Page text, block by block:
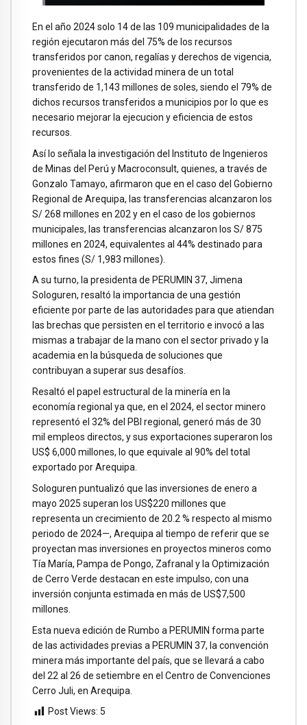
En el año 2024 solo 14 de las 109 municipalidades de la
región ejecutaron más del 75% de los recursos
transferidos por canon, regalías y derechos de vigencia,
provenientes de la actividad minera de un total
transferido de 1,143 millones de soles, siendo el 79% de
dichos recursos transferidos a municipios por lo que es
necesario mejorar la ejecucion y eficiencia de estos
recursos.
Así lo señala la investigación del Instituto de Ingenieros
de Minas del Perú y Macroconsult, quienes, a través de
Gonzalo Tamayo, afirmaron que en el caso del Gobierno
Regional de Arequipa, las transferencias alcanzaron los
S/ 268 millones en 202 y en el caso de los gobiernos
municipales, las transferencias alcanzaron los S/ 875
millones en 2024, equivalentes al 44% destinado para
estos fines (S/ 1,983 millones).
A su turno, la presidenta de PERUMIN 37, Jimena
Sologuren, resaltó la importancia de una gestión
eficiente por parte de las autoridades para que atiendan
las brechas que persisten en el territorio e invocó a las
mismas a trabajar de la mano con el sector privado y la
academia en la búsqueda de soluciones que
contribuyan a superar sus desafíos.
Resaltó el papel estructural de la minería en la
economía regional ya que, en el 2024, el sector minero
representó el 32% del PBI regional, generó más de 30
mil empleos directos, y sus exportaciones superaron los
US$ 6,000 millones, lo que equivale al 90% del total
exportado por Arequipa.
Sologuren puntualizó que las inversiones de enero a
mayo 2025 superan los US$220 millones que
representa un crecimiento de 20.2 % respecto al mismo
periodo de 2024—, Arequipa al tiempo de referir que se
proyectan mas inversiones en proyectos mineros como
Tía María, Pampa de Pongo, Zafranal y la Optimización
de Cerro Verde destacan en este impulso, con una
inversión conjunta estimada en más de US$7,500
millones.
Esta nueva edición de Rumbo a PERUMIN forma parte
de las actividades previas a PERUMIN 37, la convención
minera más importante del país, que se llevará a cabo
del 22 al 26 de setiembre en el Centro de Convenciones
Cerro Juli, en Arequipa.
Post Views: 5